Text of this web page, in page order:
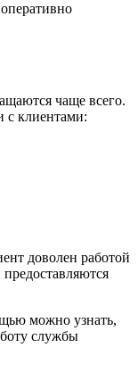
чаще всего.
с клиентами:
доволен работой
можно узнать,
службы